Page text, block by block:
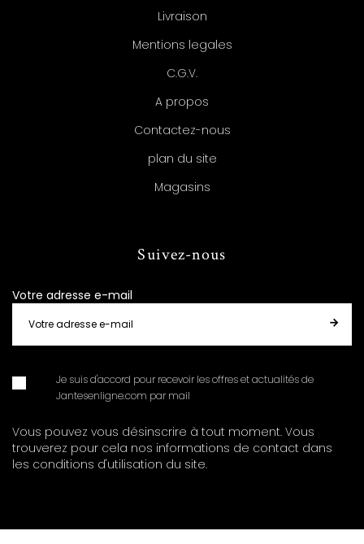
Livraison
Mentions legales
C.G.V.
A propos
Contactez-nous
plan du site
Magasins
Suivez-nous
Votre adresse e-mail
Je suis d'accord pour recevoir les offres et actualités de
Jantesenligne.com par mail
Vous pouvez vous désinscrire à tout moment. Vous
trouverez pour cela nos informations de contact dans
les conditions d'utilisation du site.